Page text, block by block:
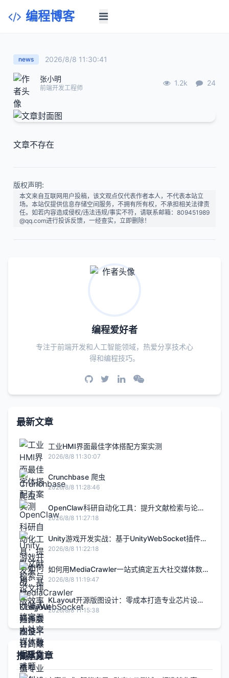
编程博客
news 2026/8/8 11:30:41
张小明
前端开发工程师
1.2k 24
文章不存在
版权声明:
本文来自互联网用户投稿，该文观点仅代表作者本人，不代表本站立
场。本站仅提供信息存储空间服务，不拥有所有权，不承担相关法律责
任。如若内容造成侵权/违法违规/事实不符，请联系邮箱：809451989
@qq.com进行投诉反馈，一经查实，立即删除！
编程爱好者
专注于前端开发和人工智能领域，热爱分享技术心
得和编程技巧。
最新文章
工业HMI界面最佳字体搭配方案实测
2026/8/8 11:30:07
Crunchbase 爬虫
2026/8/8 11:28:46
OpenClaw科研自动化工具：提升文献检索与论文
排版效率
2026/8/8 11:27:18
Unity游戏开发实战：基于UnityWebSocket插件实
现全平台高效网络通信
2026/8/8 11:22:18
如何用MediaCrawler一站式搞定五大社交媒体数据
采集难题
2026/8/8 11:19:47
KLayout开源版图设计：零成本打造专业芯片设计
的终极指南
2026/8/8 11:15:38
推荐文章